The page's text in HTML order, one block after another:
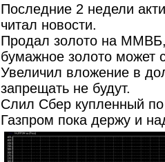
Последние 2 недели
читал новости.
Продал золото на ММВБ,
бумажное золото может
Увеличил вложение в
запрещать не будут.
Слил Сбер купленный
Газпром пока держу и